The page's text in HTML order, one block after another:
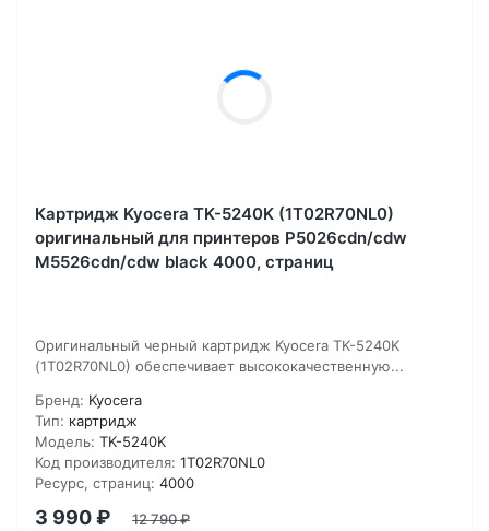
Картридж Kyocera TK-5240K (1T02R70NL0)
оригинальный для принтеров P5026cdn/cdw
M5526cdn/cdw black 4000, страниц
Оригинальный черный картридж Kyocera TK-5240K
(1T02R70NL0) обеспечивает высококачественную...
Бренд: Kyocera
Тип: картридж
Модель: TK-5240K
Код производителя: 1T02R70NL0
Ресурс, страниц: 4000
3 990₽ 12 790₽